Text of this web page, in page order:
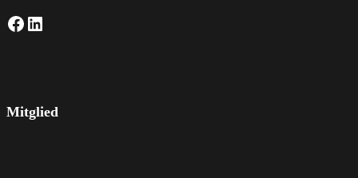
Facebook LinkedIn
Mitglied